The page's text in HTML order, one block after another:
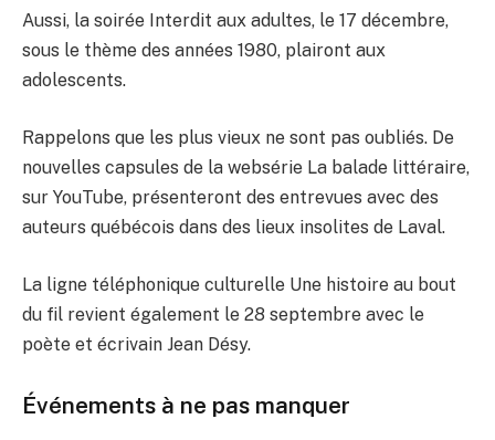
Aussi, la soirée Interdit aux adultes, le 17 décembre,
sous le thème des années 1980, plairont aux
adolescents.
Rappelons que les plus vieux ne sont pas oubliés. De
nouvelles capsules de la websérie La balade littéraire,
sur YouTube, présenteront des entrevues avec des
auteurs québécois dans des lieux insolites de Laval.
La ligne téléphonique culturelle Une histoire au bout
du fil revient également le 28 septembre avec le
poète et écrivain Jean Désy.
Événements à ne pas manquer